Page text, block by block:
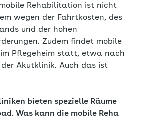
Rehabilitation ist nicht
wegen der Fahrtkosten, des
und der hohen
Zudem findet mobile
Pflegeheim statt, etwa nach
der Akutklinik. Auch das ist
bieten spezielle Räume
Was kann die mobile Reha